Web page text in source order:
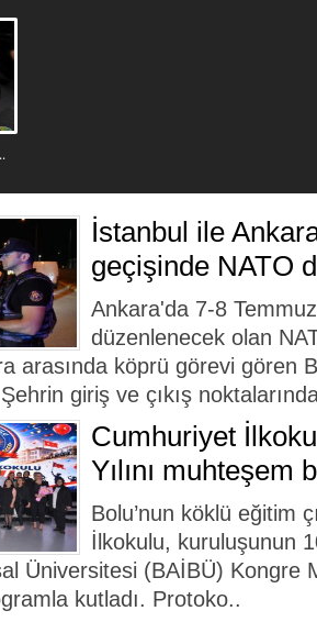
İstanbul ile
geçişinde NATO
Ankara'da 7-8
düzenlenecek olan
arasında köprü görevi gören
giriş ve çıkış
Cumhuriyet
Yılını muhteşem
Bolu’nun köklü eğitim
İlkokulu, kuruluşunun
Üniversitesi (BAİBÜ) Kongre
kutladı. Protoko..